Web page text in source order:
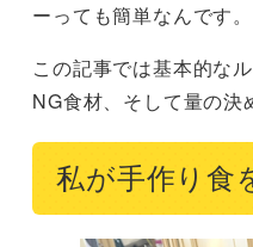
ーっても簡単なんです。
この記事では基本的な
NG食材、そして量の
私が手作り食